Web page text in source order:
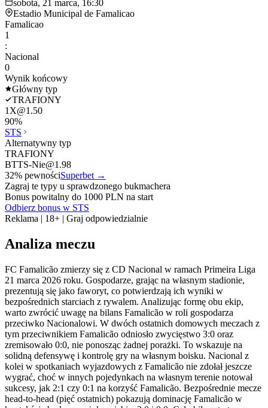
sobota, 21 marca, 16:30
Estadio Municipal de Famalicao
Famalicao
1
:
Nacional
0
Wynik końcowy
Główny typ
TRAFIONY
1X@1.50
90%
STS
Alternatywny typ
TRAFIONY
BTTS-Nie@1.98
32% pewnościSuperbet →
Zagraj te typy u sprawdzonego bukmachera
Bonus powitalny do 1000 PLN na start
Odbierz bonus w STS
Reklama | 18+ | Graj odpowiedzialnie
Analiza meczu
FC Famalicão zmierzy się z CD Nacional w ramach Primeira Liga
21 marca 2026 roku. Gospodarze, grając na własnym stadionie,
prezentują się jako faworyt, co potwierdzają ich wyniki w
bezpośrednich starciach z rywalem. Analizując formę obu ekip,
warto zwrócić uwagę na bilans Famalicão w roli gospodarza
przeciwko Nacionalowi. W dwóch ostatnich domowych meczach z
tym przeciwnikiem Famalicão odniosło zwycięstwo 3:0 oraz
zremisowało 0:0, nie ponosząc żadnej porażki. To wskazuje na
solidną defensywę i kontrolę gry na własnym boisku. Nacional z
kolei w spotkaniach wyjazdowych z Famalicão nie zdołał jeszcze
wygrać, choć w innych pojedynkach na własnym terenie notował
sukcesy, jak 2:1 czy 0:1 na korzyść Famalicão. Bezpośrednie mecze
head-to-head (pięć ostatnich) pokazują dominację Famalicão w